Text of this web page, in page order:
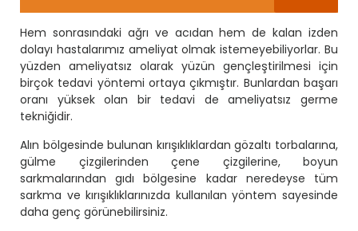
Hem sonrasındaki ağrı ve acıdan hem de kalan izden
dolayı hastalarımız ameliyat olmak istemeyebiliyorlar. Bu
yüzden ameliyatsız olarak yüzün gençleştirilmesi için
birçok tedavi yöntemi ortaya çıkmıştır. Bunlardan başarı
oranı yüksek olan bir tedavi de ameliyatsız germe
tekniğidir.
Alın bölgesinde bulunan kırışıklıklardan gözaltı torbalarına,
gülme çizgilerinden çene çizgilerine, boyun
sarkmalarından gıdı bölgesine kadar neredeyse tüm
sarkma ve kırışıklıklarınızda kullanılan yöntem sayesinde
daha genç görünebilirsiniz.